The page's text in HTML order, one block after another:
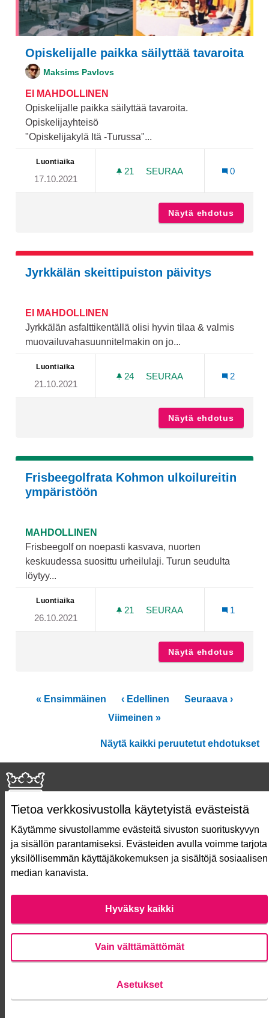
Tietoa verkkosivustolla käytetyistä evästeistä
Käytämme sivustollamme evästeitä sivuston suorituskyvyn
ja sisällön parantamiseksi. Evästeiden avulla voimme tarjota
yksilöllisemmän käyttäjäkokemuksen ja sisältöjä sosiaalisen
median kanavista.
Hyväksy kaikki
Vain välttämättömät
Asetukset
Opiskelijalle paikka säilyttää tavaroita
Maksims Pavlovs
EI MAHDOLLINEN
Opiskelijalle paikka säilyttää tavaroita.
Opiskelijayhteisö
"Opiskelijakylä Itä -Turussa"...
Luontiaika
17.10.2021
21 21 SEURAAJAA
SEURAA
0
Näytä ehdotus
Jyrkkälän skeittipuiston päivitys
EI MAHDOLLINEN
Jyrkkälän asfalttikentällä olisi hyvin tilaa & valmis
muovailuvahasuunnitelmakin on jo...
Luontiaika
21.10.2021
24 24 SEURAAJAA
SEURAA
2
Näytä ehdotus
Frisbeegolfrata Kohmon ulkoilureitin
ympäristöön
MAHDOLLINEN
Frisbeegolf on noepasti kasvava, nuorten
keskuudessa suosittu urheilulaji. Turun seudulta
löytyy...
Luontiaika
26.10.2021
21 21 SEURAAJAA
SEURAA
1
Näytä ehdotus
« Ensimmäinen ‹ Edellinen
Seuraava ›
Viimeinen »
Näytä kaikki peruutetut ehdotukset
Näin äänestät Asukasbudjetissa
Asukasbudjetin vaiheet
Usein kysytyt kysymykset
Saavutettavuusseloste
Lataa avoimet datatiedostot
Evästeasetukset